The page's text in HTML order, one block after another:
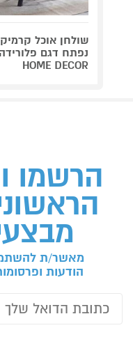
שולחן אוכל
נפתח דגם פלורידה
HOME DECOR
הרשמו
מאשר/ת
הודעות